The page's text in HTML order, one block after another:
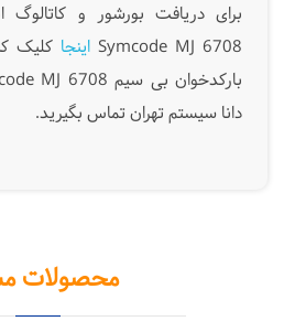
برای دریافت بورشور و کاتالوگ
Symcode MJ 6708 اینجا کلیک
دانا سیستم تهران تماس بگیرید.
محصولات